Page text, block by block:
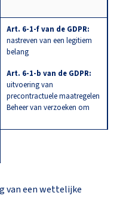
Art. 6-1-f van de GDPR:
nastreven van een legitiem
belang
Art. 6-1-b van de GDPR:
uitvoering van
precontractuele maatregelen
Beheer van verzoeken om
van een wettelijke